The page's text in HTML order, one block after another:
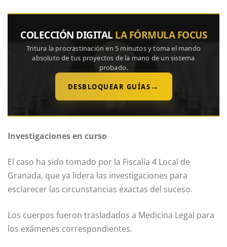
COLECCIÓN DIGITAL LA FÓRMULA FOCUS
Tritura la procrastinación en 5 minutos y toma el mando
absoluto de tus proyectos de la mano de un sistema
probado.
DESBLOQUEAR GUÍAS →
Investigaciones en curso
El caso ha sido tomado por la Fiscalía 4 Local de
Granada, que ya lidera las investigaciones para
esclarecer las circunstancias exactas del suceso.
Los cuerpos fueron trasladados a Medicina Legal para
los exámenes correspondientes.